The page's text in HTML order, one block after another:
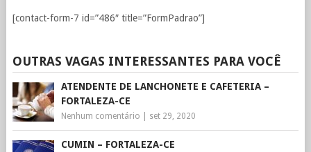
[contact-form-7 id=”486″ title=”FormPadrao”]
OUTRAS VAGAS INTERESSANTES PARA VOCÊ
ATENDENTE DE LANCHONETE E CAFETERIA –
FORTALEZA-CE
Nenhum comentário set 29, 2020
CUMIN – FORTALEZA-CE